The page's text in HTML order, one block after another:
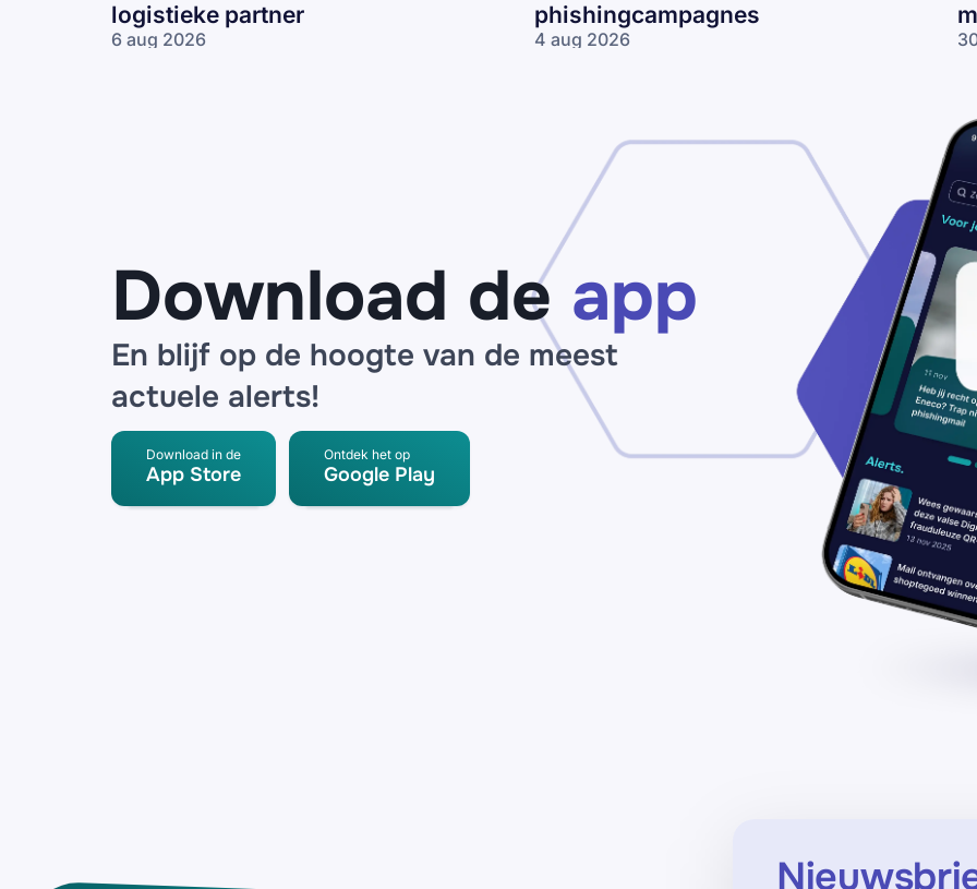
logistieke partner
6 aug 2026
phishingcampagnes
4 aug 2026
Download de app
En blijf op de hoogte van de meest
actuele alerts!
Download in de
App Store
Ontdek het op
Google Play